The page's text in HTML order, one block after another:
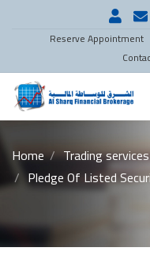
Reserve Appointment
Home Trading services
Pledge Of Listed